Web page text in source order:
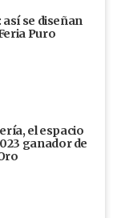
se diseñan
Puro
el espacio
ganador de